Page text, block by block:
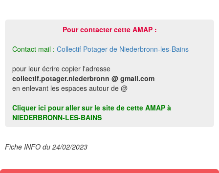
Pour contacter cette AMAP :
Contact mail : Collectif Potager de Niederbronn-les-Bains
pour leur écrire copier l'adresse
collectif.potager.niederbronn @ gmail.com
en enlevant les espaces autour de @
Cliquer ici pour aller sur le site de cette AMAP à
NIEDERBRONN-LES-BAINS
Fiche INFO du 24/02/2023